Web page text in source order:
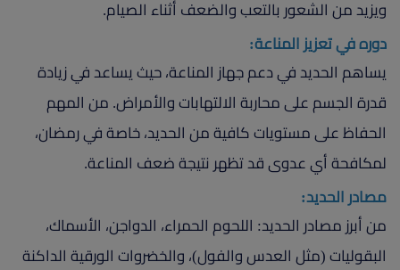
ويزيد من الشعور بالتعب والضعف أثناء الصيام.
دوره في تعزيز المناعة:
يساهم الحديد في دعم جهاز المناعة، حيث يساعد في زيادة
قدرة الجسم على محاربة الالتهابات والأمراض. من المهم
الحفاظ على مستويات كافية من الحديد، خاصة في رمضان،
لمكافحة أي عدوى قد تظهر نتيجة ضعف المناعة.
مصادر الحديد:
من أبرز مصادر الحديد: اللحوم الحمراء، الدواجن، الأسماك،
البقوليات (مثل العدس والفول)، والخضروات الورقية الداكنة